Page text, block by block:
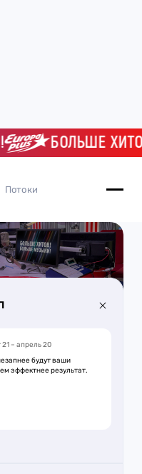
БОЛЬШЕ ХИТОВ!
Потоки
21 – апрель 20
будут ваши
эффектнее результат.